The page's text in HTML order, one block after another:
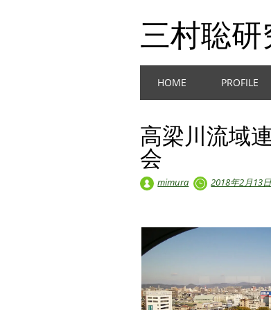
三村聡
Main menu
HOME PROFILE
高梁川流域
会
mimura 2018年2月13日